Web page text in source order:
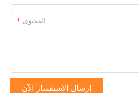
المحتوى
إرسال الاستفسار الآن